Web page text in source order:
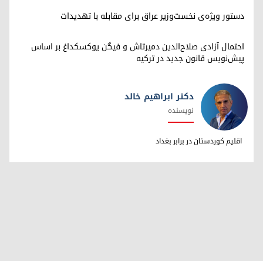
دستور ویژه‌ی نخست‌وزیر عراق برای مقابله با تهدیدات
احتمال آزادی صلاح‌الدین دمیرتاش و فیگن یوکسکداغ بر اساس
پیش‌نویس قانون جدید در ترکیه
دکتر ابراهیم خالد
دکتر ابراهیم خالد
نویسنده
اقلیم کوردستان در برابر بغداد